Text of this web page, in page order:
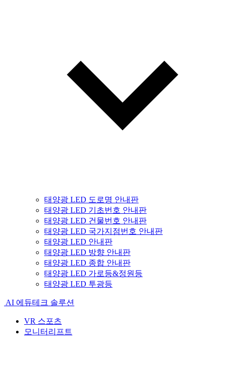
태양광 LED 도로명 안내판
태양광 LED 기초번호 안내판
태양광 LED 건물번호 안내판
태양광 LED 국가지점번호 안내판
태양광 LED 안내판
태양광 LED 방향 안내판
태양광 LED 종합 안내판
태양광 LED 가로등&정원등
태양광 LED 투광등
AI 에듀테크 솔루션
VR 스포츠
모니터리프트